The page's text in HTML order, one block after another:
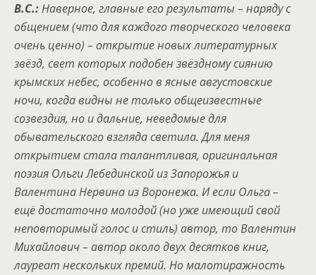
В.С.:Наверное, главные его результаты – наряду с
общением (что для каждого творческого человека
очень ценно) – открытие новых литературных
звёзд, свет которых подобен звёздному сиянию
крымских небес, особенно в ясные августовские
ночи, когда видны не только общеизвестные
созвездия, но и дальние, неведомые для
обывательского взгляда светила. Для меня
открытием стала талантливая, оригинальная
поэзия Ольги Лебединской из Запорожья и
Валентина Нервина из Воронежа. И если Ольга –
ещё достаточно молодой (но уже имеющий свой
неповторимый голос и стиль) автор, то Валентин
Михайлович – автор около двух десятков книг,
лауреат нескольких премий. Но малотиражность